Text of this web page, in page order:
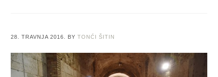
28. TRAVNJA 2016. BYTONĆI ŠITIN